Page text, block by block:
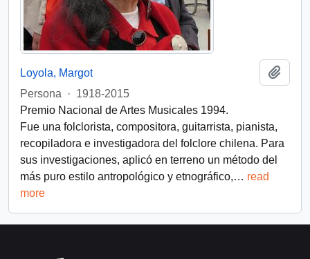
Loyola, Margot
Persona
· 1918-2015
Premio Nacional de Artes Musicales 1994.
Fue una folclorista, compositora, guitarrista, pianista,
recopiladora e investigadora del folclore chilena. Para
sus investigaciones, aplicó en terreno un método del
más puro estilo antropológico y etnográfico,… read
more